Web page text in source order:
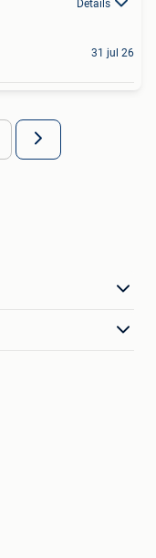
Details
31 jul 26